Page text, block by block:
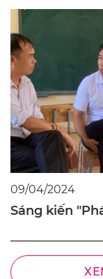
09/04/2024
Sáng kiến